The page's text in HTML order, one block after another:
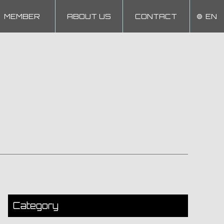
MEMBER ABOUT US CONTACT EN
Category